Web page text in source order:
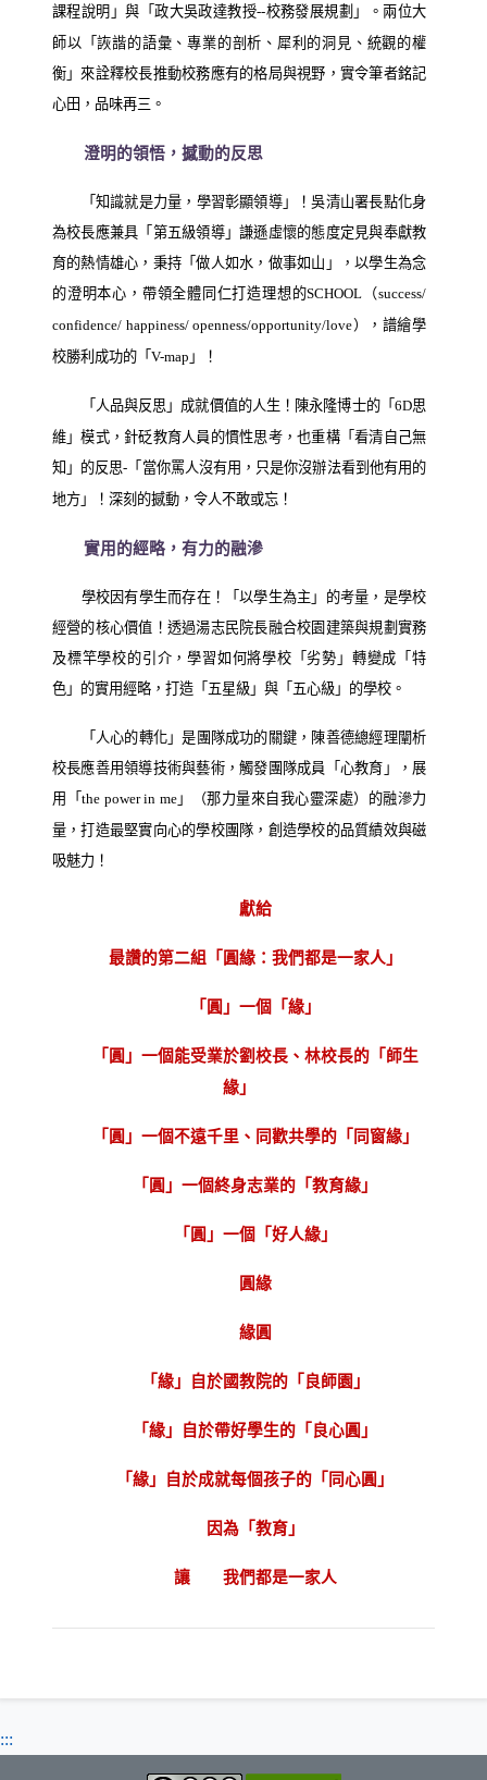
課程說明」與「政大吳政達教授--校務發展規劃」。兩位大
師以「詼諧的語彙、專業的剖析、犀利的洞見、統觀的權
衡」來詮釋校長推動校務應有的格局與視野，實令筆者銘記
心田，品味再三。
澄明的領悟，撼動的反思
「知識就是力量，學習彰顯領導」！吳清山署長點化身
為校長應兼具「第五級領導」謙遜虛懷的態度定見與奉獻教
育的熱情雄心，秉持「做人如水，做事如山」，以學生為念
的澄明本心，帶領全體同仁打造理想的SCHOOL （success/
confidence/ happiness/ openness/opportunity/love），譜繪學
校勝利成功的「V-map 」！
「人品與反思」成就價值的人生！陳永隆博士的「6D思
維」模式，針砭教育人員的慣性思考，也重構「看清自己無
知」的反思- 「當你罵人沒有用，只是你沒辦法看到他有用的
地方」！深刻的撼動，令人不敢或忘！
實用的經略，有力的融滲
學校因有學生而存在！「以學生為主」的考量，是學校
經營的核心價值！透過湯志民院長融合校園建築與規劃實務
及標竿學校的引介，學習如何將學校「劣勢」轉變成「特
色」的實用經略，打造「五星級」與「五心級」的學校。
「人心的轉化」是團隊成功的關鍵，陳善德總經理闡析
校長應善用領導技術與藝術，觸發團隊成員「心教育」，展
用「the power in me」（那力量來自我心靈深處）的融滲力
量，打造最堅實向心的學校團隊，創造學校的品質績效與磁
吸魅力！
獻給
最讚的第二組「圓緣：我們都是一家人」
「圓」一個「緣」
「圓」一個能受業於劉校長、林校長的「師生
緣」
「圓」一個不遠千里、同歡共學的「同窗緣」
「圓」一個終身志業的「教育緣」
「圓」一個「好人緣」
圓緣
緣圓
「緣」自於國教院的「良師園」
「緣」自於帶好學生的「良心圓」
「緣」自於成就每個孩子的「同心圓」
因為「教育」
讓 我們都是一家人
:::